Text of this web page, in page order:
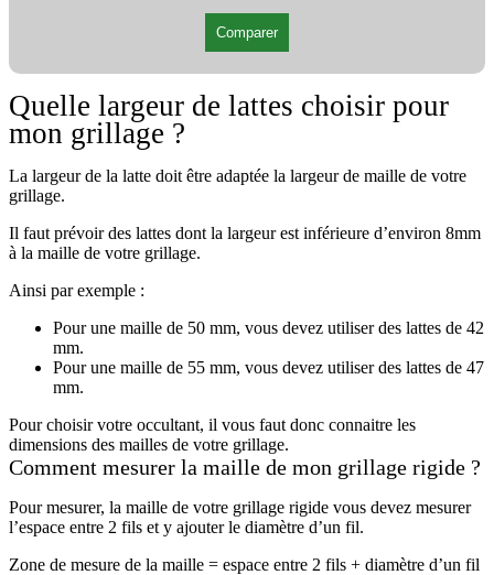
Comparer
Quelle largeur de lattes choisir pour
mon grillage ?
La largeur de la latte doit être adaptée la largeur de maille de votre
grillage.
Il faut prévoir des lattes dont la largeur est inférieure d’environ 8mm
à la maille de votre grillage.
Ainsi par exemple :
Pour une maille de 50 mm, vous devez utiliser des lattes de 42
mm.
Pour une maille de 55 mm, vous devez utiliser des lattes de 47
mm.
Pour choisir votre occultant, il vous faut donc connaitre les
dimensions des mailles de votre grillage.
Comment mesurer la maille de mon grillage rigide ?
Pour mesurer, la maille de votre grillage rigide vous devez mesurer
l’espace entre 2 fils et y ajouter le diamètre d’un fil.
Zone de mesure de la maille = espace entre 2 fils + diamètre d’un fil